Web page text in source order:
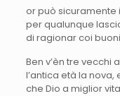
or può sicuramente
per qualunque
di ragionar coi
Ben v’èn tre vecchi
l’antica età la nova,
che Dio a miglior